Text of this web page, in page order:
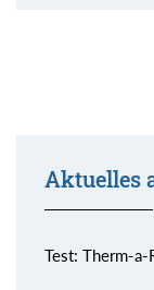
Aktuelles
Test: Therm-a-